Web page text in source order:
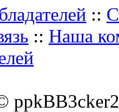
::
:: Наша